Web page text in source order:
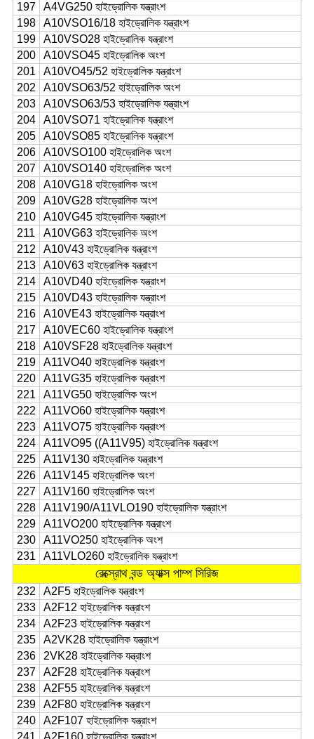
197
A4VG250 হাইড্রোলিক যন্ত্রাংশ
198
A10VSO16/18 হাইড্রোলিক যন্ত্রাংশ
199
A10VSO28 হাইড্রোলিক যন্ত্রাংশ
200
A10VSO45 হাইড্রোলিক অংশ
201
A10VO45/52 হাইড্রোলিক যন্ত্রাংশ
202
A10VSO63/52 হাইড্রোলিক অংশ
203
A10VSO63/53 হাইড্রোলিক যন্ত্রাংশ
204
A10VSO71 হাইড্রোলিক যন্ত্রাংশ
205
A10VSO85 হাইড্রোলিক যন্ত্রাংশ
206
A10VSO100 হাইড্রোলিক অংশ
207
A10VSO140 হাইড্রোলিক অংশ
208
A10VG18 হাইড্রোলিক অংশ
209
A10VG28 হাইড্রোলিক অংশ
210
A10VG45 হাইড্রোলিক যন্ত্রাংশ
211
A10VG63 হাইড্রোলিক অংশ
212
A10V43 হাইড্রোলিক যন্ত্রাংশ
213
A10V63 হাইড্রোলিক যন্ত্রাংশ
214
A10VD40 হাইড্রোলিক যন্ত্রাংশ
215
A10VD43 হাইড্রোলিক যন্ত্রাংশ
216
A10VE43 হাইড্রোলিক যন্ত্রাংশ
217
A10VEC60 হাইড্রোলিক যন্ত্রাংশ
218
A10VSF28 হাইড্রোলিক যন্ত্রাংশ
219
A11VO40 হাইড্রোলিক যন্ত্রাংশ
220
A11VG35 হাইড্রোলিক যন্ত্রাংশ
221
A11VG50 হাইড্রোলিক অংশ
222
A11VO60 হাইড্রোলিক যন্ত্রাংশ
223
A11VO75 হাইড্রোলিক যন্ত্রাংশ
224
A11VO95 ((A11V95) হাইড্রোলিক যন্ত্রাংশ
225
A11V130 হাইড্রোলিক যন্ত্রাংশ
226
A11V145 হাইড্রোলিক অংশ
227
A11V160 হাইড্রোলিক অংশ
228
A11V190/A11VLO190 হাইড্রোলিক যন্ত্রাংশ
229
A11VO200 হাইড্রোলিক যন্ত্রাংশ
230
A11VO250 হাইড্রোলিক অংশ
231
A11VLO260 হাইড্রোলিক যন্ত্রাংশ
রেক্স্রোথ বন্ড অ্যাক্স পাম্প সিরিজ
232
A2F5 হাইড্রোলিক যন্ত্রাংশ
233
A2F12 হাইড্রোলিক যন্ত্রাংশ
234
A2F23 হাইড্রোলিক যন্ত্রাংশ
235
A2VK28 হাইড্রোলিক যন্ত্রাংশ
236
2VK28 হাইড্রোলিক যন্ত্রাংশ
237
A2F28 হাইড্রোলিক যন্ত্রাংশ
238
A2F55 হাইড্রোলিক যন্ত্রাংশ
239
A2F80 হাইড্রোলিক যন্ত্রাংশ
240
A2F107 হাইড্রোলিক যন্ত্রাংশ